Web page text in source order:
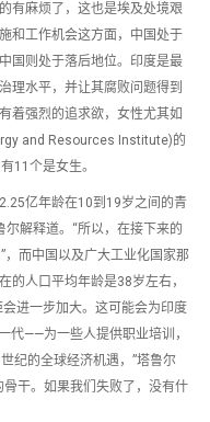
有麻烦了，这也是埃及处境艰
和工作机会这方面，中国处于
国则处于落后地位。印度是最
理水平，并让其腐败问题得到
着强烈的追求欲，女性尤其如
and Resources Institute)的
11个是女生。
亿年龄在10到19岁之间的青
尔解释道。“所以，在接下来的
，而中国以及广大工业化国家那
的人口平均年龄是38岁左右，
进一步加大。这可能会为印度
代——为一些人提供职业培训，
纪的全球经济机遇，”塔鲁尔
干。如果我们失败了，没有什